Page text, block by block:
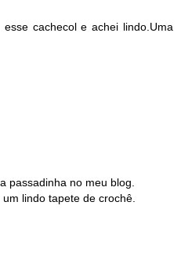
cachecol e achei lindo.Uma
passadinha no meu blog.
lindo tapete de crochê.